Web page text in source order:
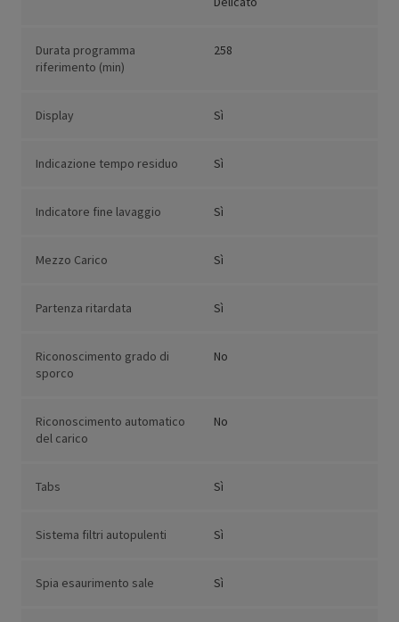
Durata programma
riferimento (min)
258
Display Sì
Indicazione tempo residuo Sì
Indicatore fine lavaggio Sì
Mezzo Carico Sì
Partenza ritardata Sì
Riconoscimento grado di
sporco
No
Riconoscimento automatico
del carico
No
Tabs Sì
Sistema filtri autopulenti Sì
Spia esaurimento sale Sì